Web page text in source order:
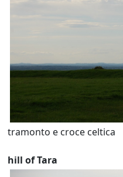
tramonto e croce celtica
hill of Tara